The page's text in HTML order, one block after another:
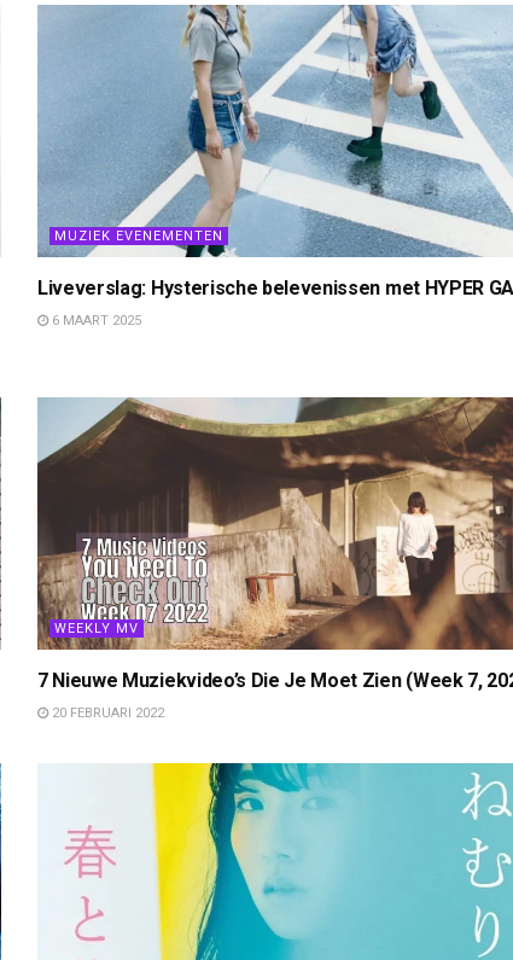
MUZIEK EVENEMENTEN
Liveverslag: Hysterische belevenissen met HYPER
6 MAART 2025
WEEKLY MV
7 Nieuwe Muziekvideo’s Die Je Moet Zien (Week 7,
20 FEBRUARI 2022